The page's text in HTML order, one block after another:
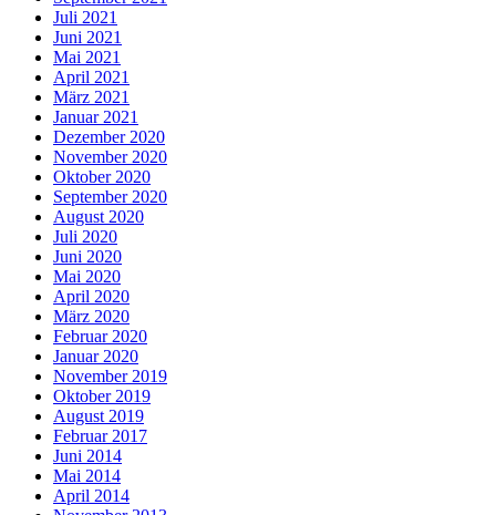
Juli 2021
Juni 2021
Mai 2021
April 2021
März 2021
Januar 2021
Dezember 2020
November 2020
Oktober 2020
September 2020
August 2020
Juli 2020
Juni 2020
Mai 2020
April 2020
März 2020
Februar 2020
Januar 2020
November 2019
Oktober 2019
August 2019
Februar 2017
Juni 2014
Mai 2014
April 2014